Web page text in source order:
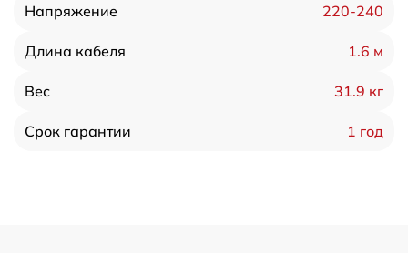
Напряжение 220-240
Длина кабеля 1.6 м
Вес 31.9 кг
Срок гарантии 1 год